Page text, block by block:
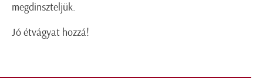
megdinszteljük.
Jó étvágyat hozzá!